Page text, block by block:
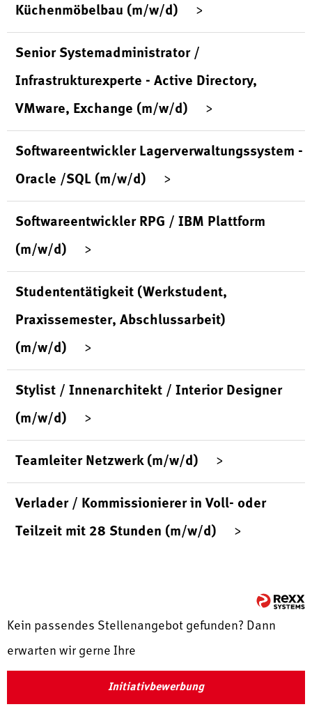
Küchenmöbelbau (m/w/d)
Senior Systemadministrator /
Infrastrukturexperte - Active Directory,
VMware, Exchange (m/w/d)
Softwareentwickler Lagerverwaltungssystem -
Oracle /SQL (m/w/d)
Softwareentwickler RPG / IBM Plattform
(m/w/d)
Studententätigkeit (Werkstudent,
Praxissemester, Abschlussarbeit)
(m/w/d)
Stylist / Innenarchitekt / Interior Designer
(m/w/d)
Teamleiter Netzwerk (m/w/d)
Verlader / Kommissionierer in Voll- oder
Teilzeit mit 28 Stunden (m/w/d)
Kein passendes Stellenangebot gefunden? Dann
erwarten wir gerne Ihre
Initiativbewerbung